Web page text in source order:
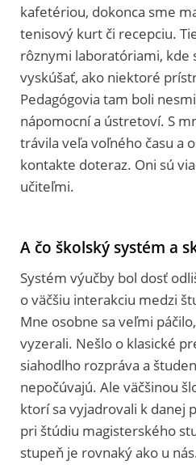
kafetériou, dokonca sme
tenisový kurt či recepciu.
rôznymi laboratóriami, kde
vyskúšať, ako niektoré
Pedagógovia tam boli
nápomocní a ústretoví. S
trávila veľa voľného času a
kontakte doteraz. Oni sú
učiteľmi.
A čo školský systém a
Systém výučby bol dosť
o väčšiu interakciu medzi
Mne osobne sa veľmi
vyzerali. Nešlo o klasické
siahodlho rozpráva a
nepočúvajú. Ale väčšinou
ktorí sa vyjadrovali k danej
pri štúdiu magisterského
stupeň je rovnaký ako u